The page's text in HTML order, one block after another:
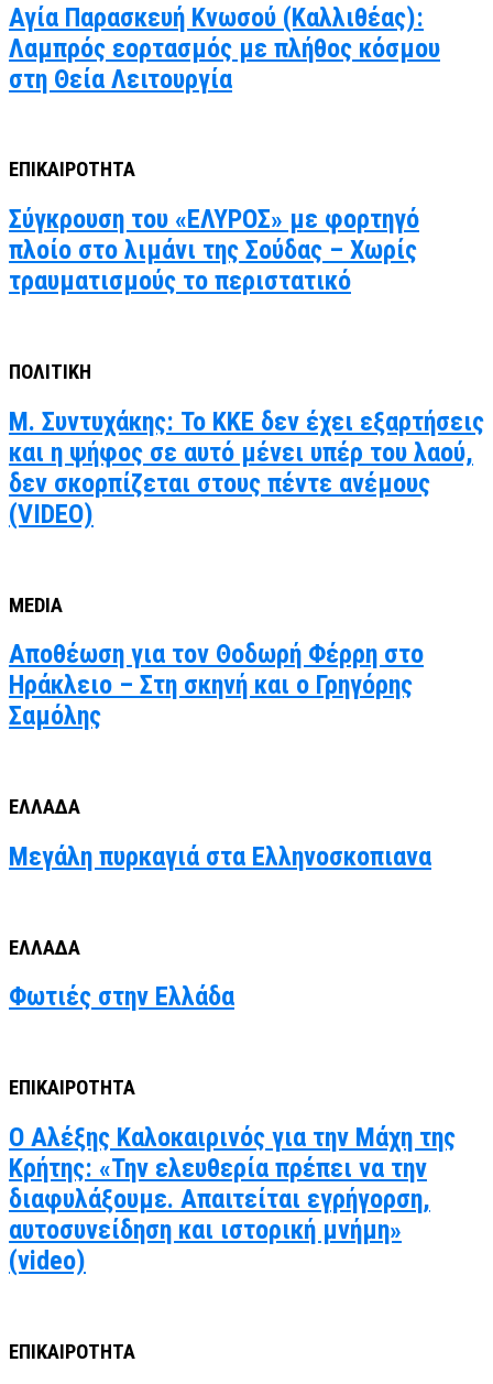
Αγία Παρασκευή Κνωσού (Καλλιθέας):
Λαμπρός εορτασμός με πλήθος κόσμου
στη Θεία Λειτουργία
ΕΠΙΚΑΙΡΟΤΗΤΑ
Σύγκρουση του «ΕΛΥΡΟΣ» με φορτηγό
πλοίο στο λιμάνι της Σούδας – Χωρίς
τραυματισμούς το περιστατικό
ΠΟΛΙΤΙΚΗ
Μ. Συντυχάκης: Το ΚΚΕ δεν έχει εξαρτήσεις
και η ψήφος σε αυτό μένει υπέρ του λαού,
δεν σκορπίζεται στους πέντε ανέμους
(VIDEO)
MEDIA
Αποθέωση για τον Θοδωρή Φέρρη στο
Ηράκλειο – Στη σκηνή και ο Γρηγόρης
Σαμόλης
ΕΛΛΑΔΑ
Μεγάλη πυρκαγιά στα Ελληνοσκοπιανα
ΕΛΛΑΔΑ
Φωτιές στην Ελλάδα
ΕΠΙΚΑΙΡΟΤΗΤΑ
Ο Αλέξης Καλοκαιρινός για την Μάχη της
Κρήτης: «Την ελευθερία πρέπει να την
διαφυλάξουμε. Απαιτείται εγρήγορση,
αυτοσυνείδηση και ιστορική μνήμη»
(video)
ΕΠΙΚΑΙΡΟΤΗΤΑ